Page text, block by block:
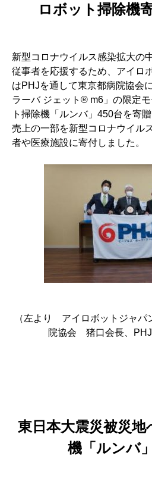
ロボット掃除機
新型コロナウイルス感染拡大の
従事者を応援するため、アイロ
はPHJを通して東京都病院協会
ラーバ ジェット® m6」の限定
ト掃除機「ルンバ」450台を寄
売上の一部を新型コロナウイル
者や医療施設に寄付しました。
（左より アイロボットジャ
院協会 猪口会長、
東日本大震災被災
機「ルンバ